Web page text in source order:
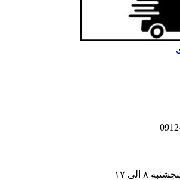
۸ الی ۱۷